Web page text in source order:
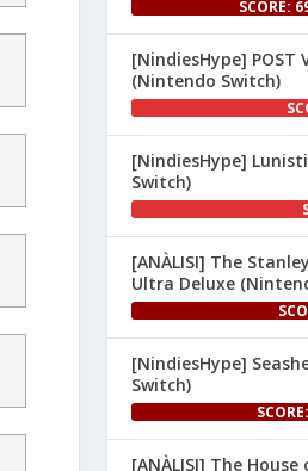
d...
Nintenhype.Cat
1m
Nintendo:
SCORE:
[NindiesHype] POST
(Nintendo Switch)
[NindiesHype]
Switch)
[ANÀLISI] The
Ultra Deluxe
[NindiesHype]
Switch)
[ANÀLISI] The